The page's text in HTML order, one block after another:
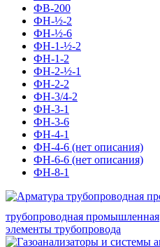
ФВ-200
ФН-½-2
ФН-½-6
ФН-1-½-2
ФН-1-2
ФН-2-½-1
ФН-2-2
ФН-3/4-2
ФН-3-1
ФН-3-6
ФН-4-1
ФН-4-6 (нет описания)
ФН-6-6 (нет описания)
ФН-8-1
трубопроводная промышленная
элементы трубопровода